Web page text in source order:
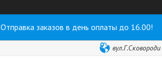
Отправка заказов в день оплаты до 16.00!